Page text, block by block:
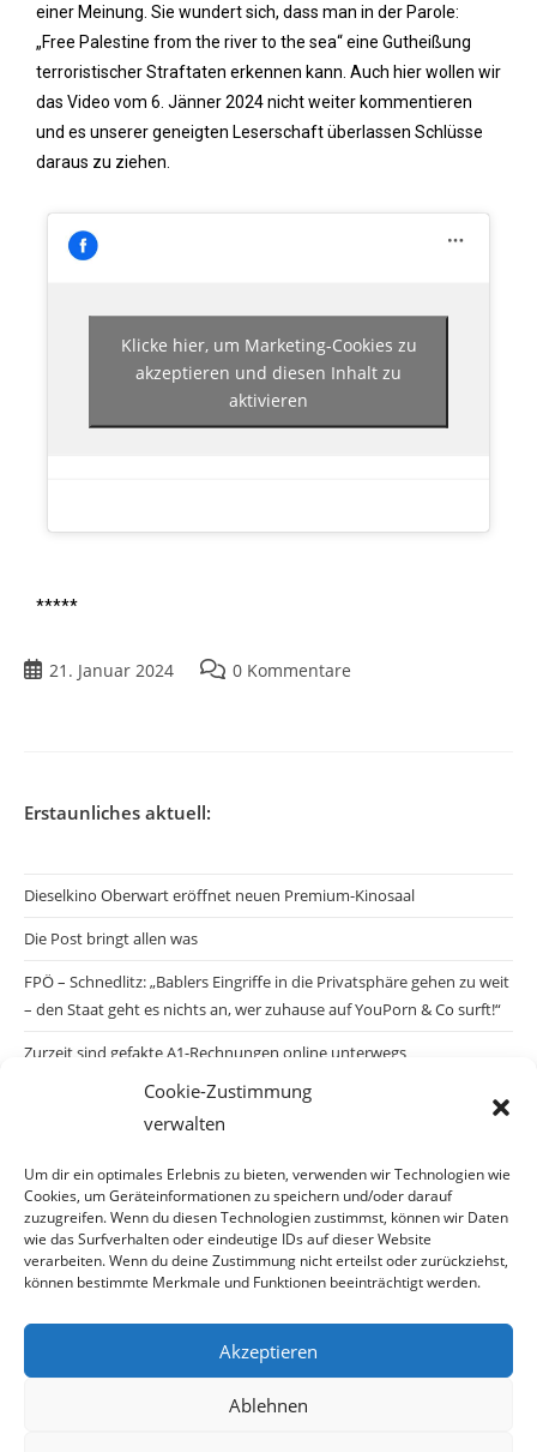
Cookie-Zustimmung
verwalten
Um dir ein optimales Erlebnis zu bieten, verwenden wir Technologien wie
Cookies, um Geräteinformationen zu speichern und/oder darauf
zuzugreifen. Wenn du diesen Technologien zustimmst, können wir Daten
wie das Surfverhalten oder eindeutige IDs auf dieser Website
verarbeiten. Wenn du deine Zustimmung nicht erteilst oder zurückziehst,
können bestimmte Merkmale und Funktionen beeinträchtigt werden.
Akzeptieren
Ablehnen
einer Meinung. Sie wundert sich, dass man in der Parole:
„Free Palestine from the river to the sea“ eine Gutheißung
terroristischer Straftaten erkennen kann. Auch hier wollen wir
das Video vom 6. Jänner 2024 nicht weiter kommentieren
und es unserer geneigten Leserschaft überlassen Schlüsse
daraus zu ziehen.
Klicke hier, um Marketing-Cookies zu
akzeptieren und diesen Inhalt zu
aktivieren
*****
21. Januar 2024 0 Kommentare
Erstaunliches aktuell:
Dieselkino Oberwart eröffnet neuen Premium-Kinosaal
Die Post bringt allen was
FPÖ – Schnedlitz: „Bablers Eingriffe in die Privatsphäre gehen zu weit
– den Staat geht es nichts an, wer zuhause auf YouPorn & Co surft!“
Zurzeit sind gefakte A1-Rechnungen online unterwegs
Salzburgs Juden und ihre Sicherheit: „Erst nach einem Anschlag wäre
die Gefahr endlich konkret!“
Biologisches Wunder in Ceuta
Ein vermeintliches Abschiebemärchen
Archiv